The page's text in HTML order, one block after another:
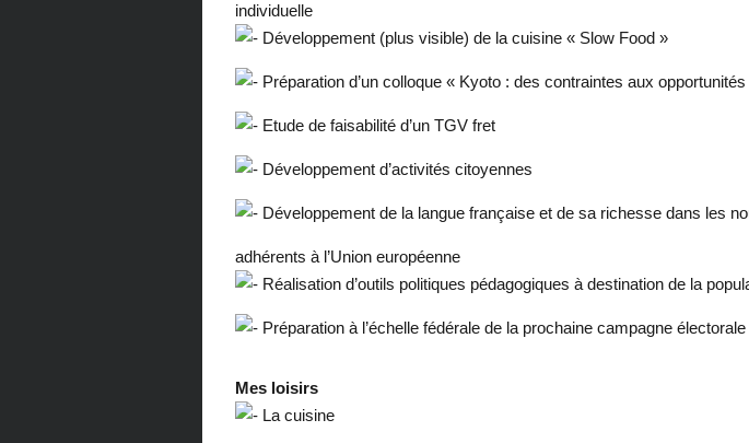
individuelle
Développement (plus visible) de la cuisine « Slow Food »
Préparation d’un colloque « Kyoto : des contraintes aux
Etude de faisabilité d’un TGV fret
Développement d’activités citoyennes
Développement de la langue française et de sa richesse dans les
adhérents à l’Union européenne
Réalisation d’outils politiques pédagogiques à destination de la
Préparation à l’échelle fédérale de la prochaine campagne électorale
Mes loisirs
La cuisine